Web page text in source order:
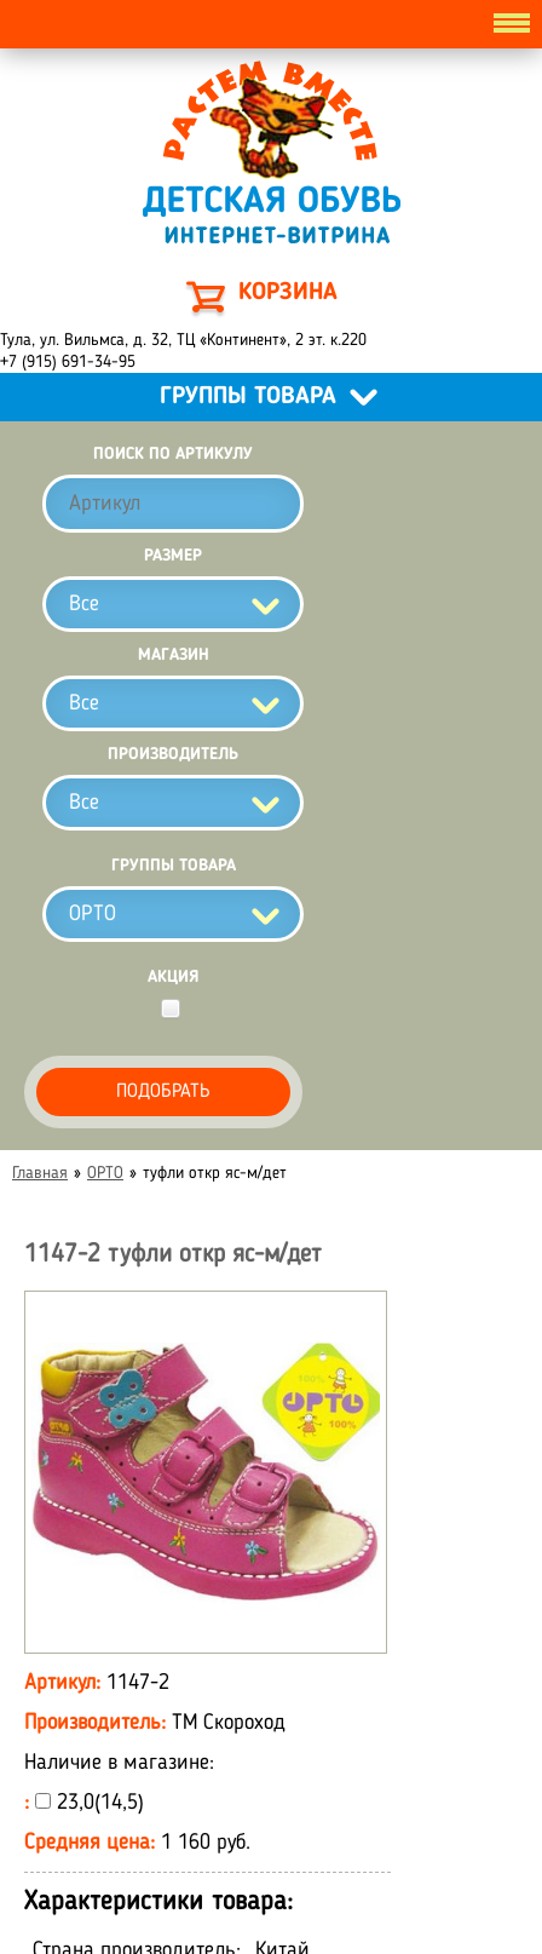
КОРЗИНА
Тула, ул. Вильмса, д. 32, ТЦ «Континент», 2 эт. к.220
+7 (915) 691-34-95
ГРУППЫ ТОВАРА
ПОИСК ПО АРТИКУЛУ
РАЗМЕР
Все
МАГАЗИН
Все
ПРОИЗВОДИТЕЛЬ
Все
ГРУППЫ ТОВАРА
ОРТО
АКЦИЯ
ПОДОБРАТЬ
Главная » ОРТО » туфли откр яс-м/дет
1147-2 туфли откр яс-м/дет
Артикул: 1147-2
Производитель: ТМ Скороход
Наличие в магазине:
:
23,0(14,5)
Средняя цена: 1 160 руб.
Характеристики товара: